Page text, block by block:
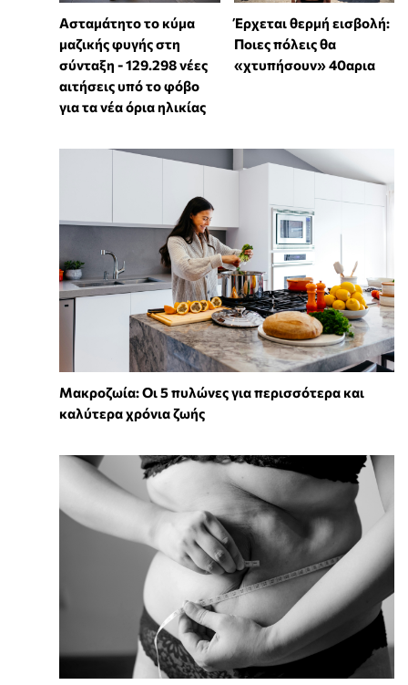
Ασταμάτητο το κύμα
μαζικής φυγής στη
σύνταξη - 129.298 νέες
αιτήσεις υπό το φόβο
για τα νέα όρια ηλικίας
Έρχεται θερμή εισβολή:
Ποιες πόλεις θα
«χτυπήσουν» 40αρια
Mακροζωία: Οι 5 πυλώνες για περισσότερα και
καλύτερα χρόνια ζωής